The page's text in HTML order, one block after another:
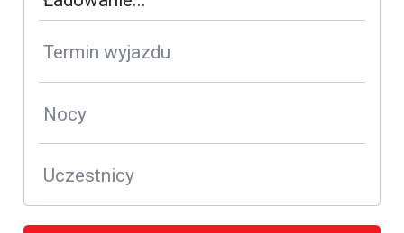
Termin wyjazdu
Nocy
Uczestnicy